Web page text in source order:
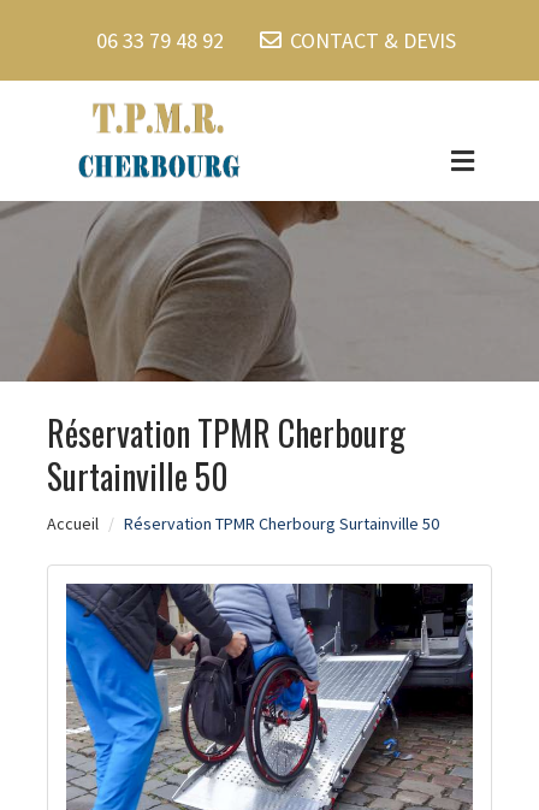
06 33 79 48 92 CONTACT & DEVIS
Réservation TPMR Cherbourg
Surtainville 50
Accueil Réservation TPMR Cherbourg Surtainville 50